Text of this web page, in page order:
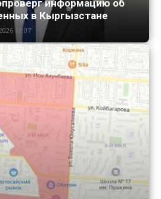
информацию об
в Кыргызстане
13:07